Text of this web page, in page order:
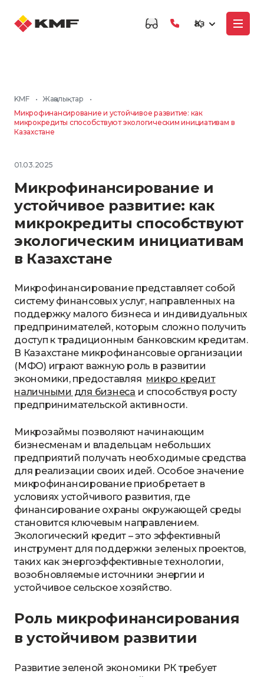
Қаз
KMF • Жаңалықтар
•
Микрофинансирование и устойчивое развитие: как
микрокредиты способствуют экологическим инициативам в
Казахстане
01.03.2025
Микрофинансирование и
устойчивое развитие: как
микрокредиты способствуют
экологическим инициативам
в Казахстане
Микрофинансирование представляет собой
систему финансовых услуг, направленных на
поддержку малого бизнеса и индивидуальных
предпринимателей, которым сложно получить
доступ к традиционным банковским кредитам.
В Казахстане микрофинансовые организации
(МФО) играют важную роль в развитии
экономики, предоставляя микро кредит
наличными для бизнеса и способствуя росту
предпринимательской активности.
Микрозаймы позволяют начинающим
бизнесменам и владельцам небольших
предприятий получать необходимые средства
для реализации своих идей. Особое значение
микрофинансирование приобретает в
условиях устойчивого развития, где
финансирование охраны окружающей среды
становится ключевым направлением.
Экологический кредит – это эффективный
инструмент для поддержки зеленых проектов,
таких как энергоэффективные технологии,
возобновляемые источники энергии и
устойчивое сельское хозяйство.
Роль микрофинансирования
в устойчивом развитии
Развитие зеленой экономики РК требует